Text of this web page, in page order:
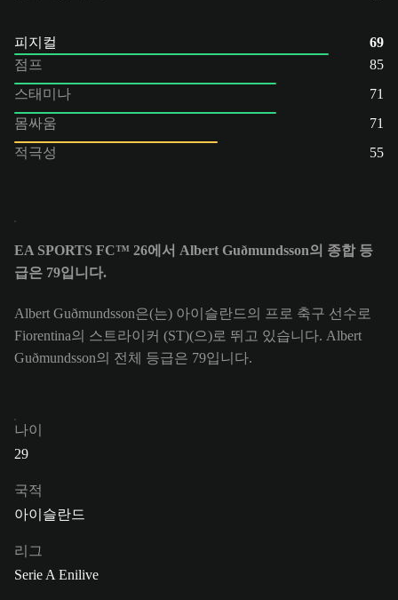
피지컬
69
점프
85
스태미나
71
몸싸움
71
적극성
55
EA SPORTS FC™ 26에서 Albert Guðmundsson의 종합 등
급은 79입니다.
Albert Guðmundsson은(는) 아이슬란드의 프로 축구 선수로
Fiorentina의 스트라이커 (ST)(으)로 뛰고 있습니다. Albert
Guðmundsson의 전체 등급은 79입니다.
나이
29
국적
아이슬란드
리그
Serie A Enilive